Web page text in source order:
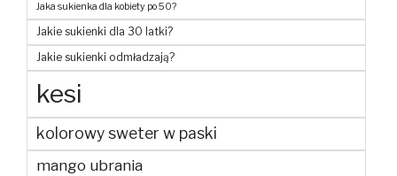
Jaka sukienka dla kobiety po 50?
Jakie sukienki dla 30 latki?
Jakie sukienki odmładzają?
kesi
kolorowy sweter w paski
mango ubrania